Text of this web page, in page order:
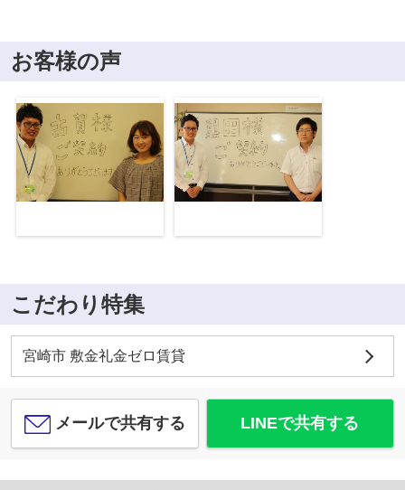
お客様の声
こだわり特集
宮崎市 敷金礼金ゼロ賃貸
メールで共有する LINEで共有する